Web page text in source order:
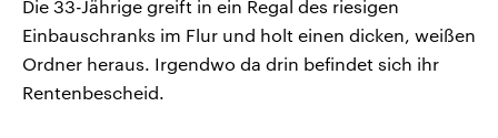
Die 33-Jährige greift in ein Regal des riesigen
Einbauschranks im Flur und holt einen dicken, weißen
Ordner heraus. Irgendwo da drin befindet sich ihr
Rentenbescheid.